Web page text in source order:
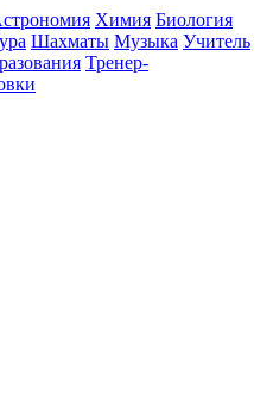
Химия Биология
Шахматы Музыка Учитель
Тренер-